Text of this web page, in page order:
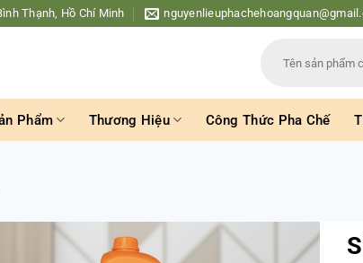
Thạnh, Hồ Chí Minh
kiếm:
Phẩm Thương Hiệu Công Thức Pha Chế